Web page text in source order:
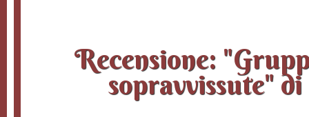
Recensione:
sopravvissute"